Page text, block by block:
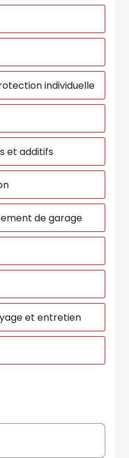
individuelle
et additifs
de garage
et entretien